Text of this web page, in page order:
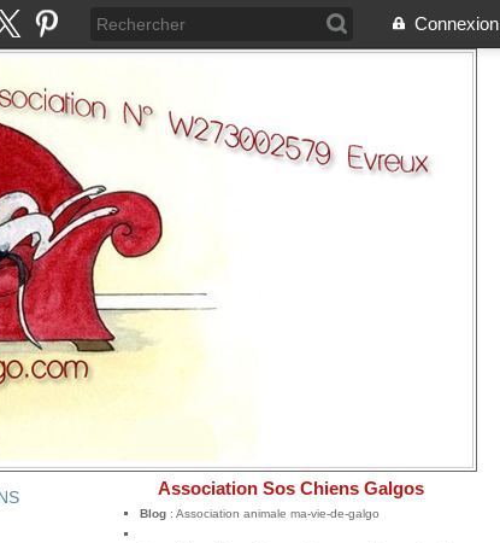
Connexion
Association Sos Chiens Galgos
Blog : Association animale ma-vie-de-galgo